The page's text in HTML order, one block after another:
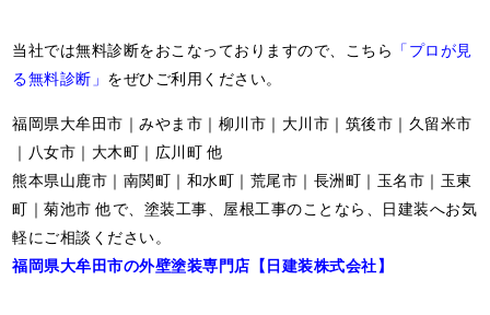
当社では無料診断をおこなっておりますので、こちら
「プロが見
る無料診断」 をぜひご利用ください。
福岡県大牟田市｜みやま市｜柳川市｜大川市｜筑後市｜久留米市
｜八女市｜大木町｜広川町 他
熊本県山鹿市｜南関町｜和水町｜荒尾市｜長洲町｜玉名市｜玉東
町｜菊池市 他で、塗装工事、屋根工事のことなら、日建装へお気
軽にご相談ください。
福岡県大牟田市の外壁塗装専門店【日建装株式会社】